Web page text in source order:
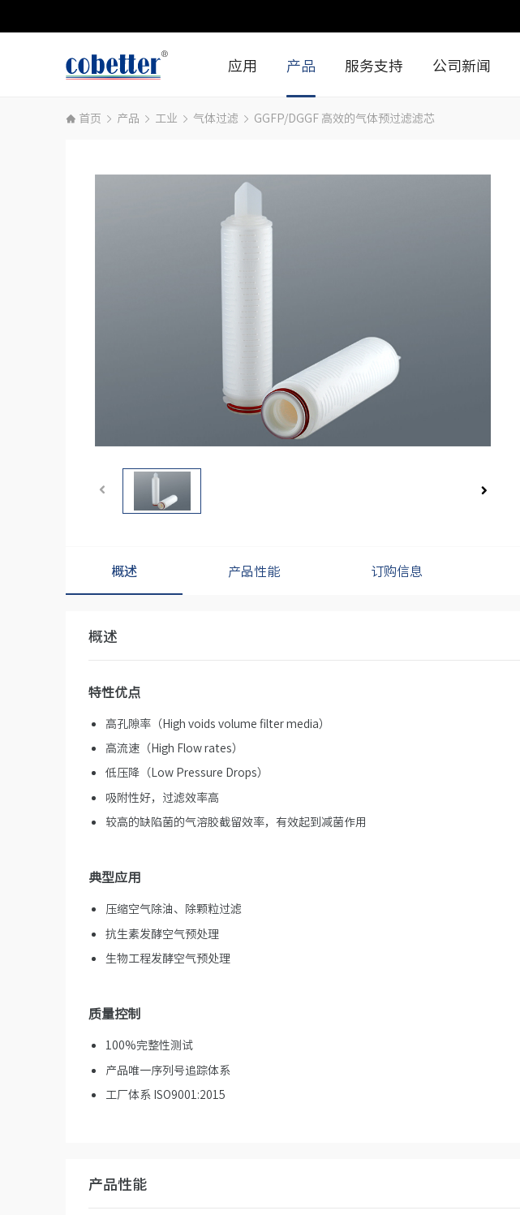
应用 产品 服务支持 公司新闻
首页 产品 工业 气体过滤 GGFP/DGGF 高效的气体预过滤滤芯
概述 产品性能 订购信息
概述
特性优点
高孔隙率（High voids volume filter media）
高流速（High Flow rates）
低压降（Low Pressure Drops）
吸附性好，过滤效率高
较高的缺陷菌的气溶胶截留效率，有效起到减菌作用
典型应用
压缩空气除油、除颗粒过滤
抗生素发酵空气预处理
生物工程发酵空气预处理
质量控制
100%完整性测试
产品唯一序列号追踪体系
工厂体系 ISO9001:2015
产品性能